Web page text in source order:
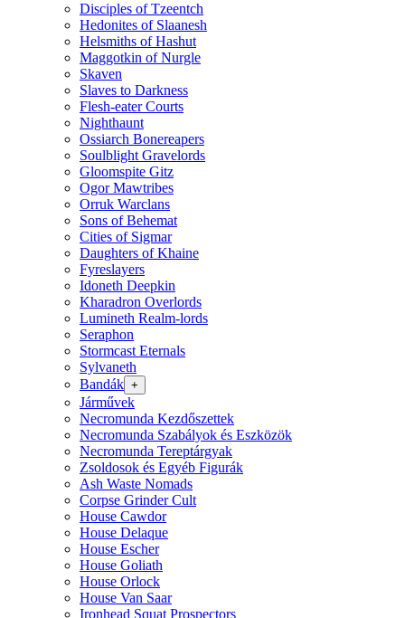
Disciples of Tzeentch
Hedonites of Slaanesh
Helsmiths of Hashut
Maggotkin of Nurgle
Skaven
Slaves to Darkness
Flesh-eater Courts
Nighthaunt
Ossiarch Bonereapers
Soulblight Gravelords
Gloomspite Gitz
Ogor Mawtribes
Orruk Warclans
Sons of Behemat
Cities of Sigmar
Daughters of Khaine
Fyreslayers
Idoneth Deepkin
Kharadron Overlords
Lumineth Realm-lords
Seraphon
Stormcast Eternals
Sylvaneth
Bandák +
Járművek
Necromunda Kezdőszettek
Necromunda Szabályok és Eszközök
Necromunda Tereptárgyak
Zsoldosok és Egyéb Figurák
Ash Waste Nomads
Corpse Grinder Cult
House Cawdor
House Delaque
House Escher
House Goliath
House Orlock
House Van Saar
Ironhead Squat Prospectors